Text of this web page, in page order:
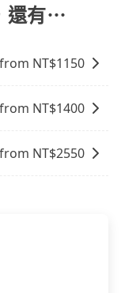
入住家地址、
廈、甚至風景
還有⋯
from NT$1150
from NT$1400
from NT$2550